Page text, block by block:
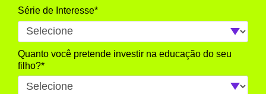
Série de Interesse*
Quanto você pretende investir na educação do seu
filho?*